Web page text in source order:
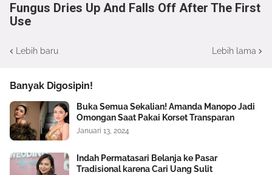
Fungus Dries Up And Falls Off After The First
Use
Lebih baru Lebih lama
Banyak Digosipin!
Buka Semua Sekalian! Amanda Manopo Jadi
Omongan Saat Pakai Korset Transparan
Januari 13, 2024
Indah Permatasari Belanja ke Pasar
Tradisional karena Cari Uang Sulit